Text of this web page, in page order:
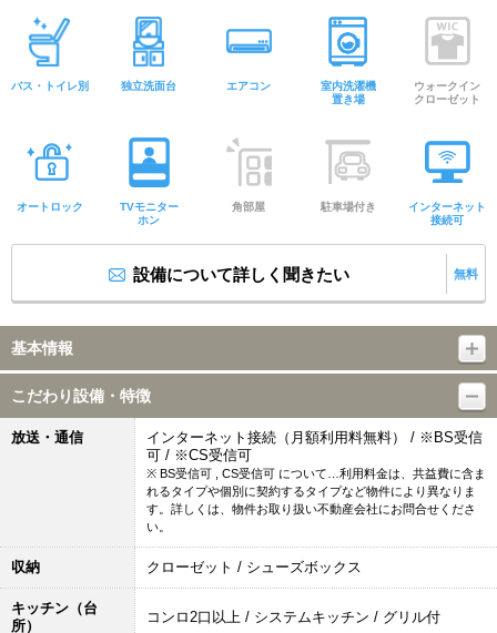
バス・トイレ別 独立洗面台 エアコン
室内洗濯機
置き場
ウォークイン
クローゼット
オートロック
TVモニター
ホン
角部屋 駐車場付き
インターネット
接続可
設備について詳しく聞きたい 無料
基本情報
こだわり設備・特徴
放送・通信
インターネット接続（月額利用料無料） / ※BS受信
可 / ※CS受信可
※ BS受信可 , CS受信可 について…利用料金は、共益費に含ま
れるタイプや個別に契約するタイプなど物件により異なりま
す。詳しくは、物件お取り扱い不動産会社にお問合せくださ
い。
収納 クローゼット / シューズボックス
キッチン（台
所）
コンロ2口以上 / システムキッチン / グリル付